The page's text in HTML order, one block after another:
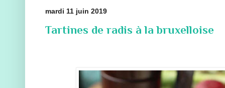
mardi 11 juin 2019
Tartines de radis à la bruxelloise